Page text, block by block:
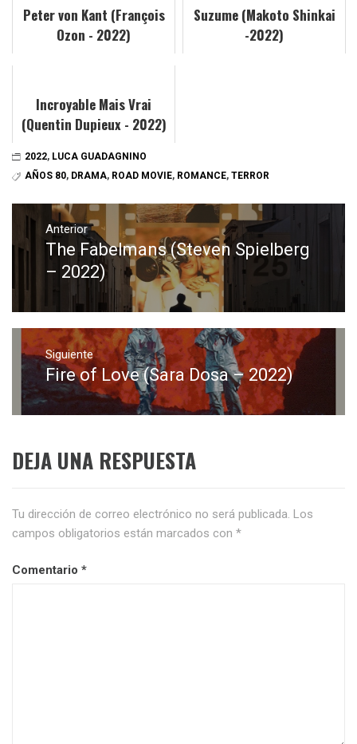
Peter von Kant (François
Ozon - 2022)
Suzume (Makoto Shinkai
-2022)
Incroyable Mais Vrai
(Quentin Dupieux - 2022)
2022, LUCA GUADAGNINO
AÑOS 80, DRAMA, ROAD MOVIE, ROMANCE, TERROR
Navegación
de
entradas
Anterior
Entrada
anterior:
The Fabelmans (Steven Spielberg
– 2022)
Siguiente
Entrada
siguiente:
Fire of Love (Sara Dosa – 2022)
DEJA UNA RESPUESTA
Tu dirección de correo electrónico no será publicada. Los
campos obligatorios están marcados con *
Comentario *